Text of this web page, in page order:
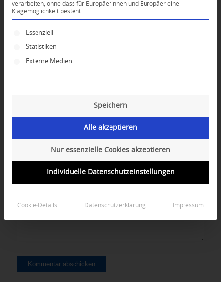
Dein Kommentar
An Diskussion beteiligen?
Hinterlassen Sie uns Ihren Kommentar!
verarbeiten, ohne dass für Europäerinnen und Europäer eine
Klagemöglichkeit besteht.
Es folgt eine Liste der Service-Gruppen, für die
Essenziell
Statistiken
Externe Medien
Speichern
Alle akzeptieren
Nur essenzielle Cookies akzeptieren
Individuelle Datenschutzeinstellungen
Cookie-Details Datenschutzerklärung Impressum